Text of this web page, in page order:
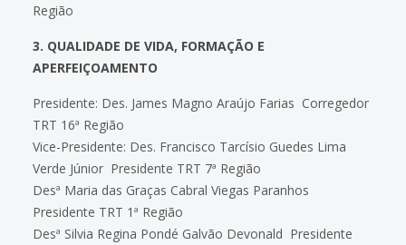
Região
3. QUALIDADE DE VIDA, FORMAÇÃO E
APERFEIÇOAMENTO
Presidente: Des. James Magno Araújo Farias  Corregedor
TRT 16ª Região
Vice-Presidente: Des. Francisco Tarcísio Guedes Lima
Verde Júnior  Presidente TRT 7ª Região
Desª Maria das Graças Cabral Viegas Paranhos 
Presidente TRT 1ª Região
Desª Silvia Regina Pondé Galvão Devonald  Presidente